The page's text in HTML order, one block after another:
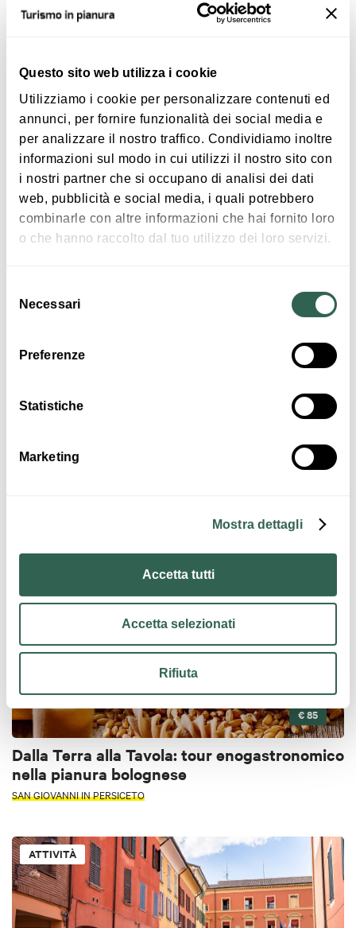
Questo sito web utilizza i cookie
Utilizziamo i cookie per personalizzare contenuti ed
annunci, per fornire funzionalità dei social media e
per analizzare il nostro traffico. Condividiamo inoltre
informazioni sul modo in cui utilizzi il nostro sito con
i nostri partner che si occupano di analisi dei dati
web, pubblicità e social media, i quali potrebbero
combinarle con altre informazioni che hai fornito loro
o che hanno raccolto dal tuo utilizzo dei loro servizi.
delNecessari
Preferenze
Statistiche
Marketing
Mostra dettagli
Accetta tutti
Accetta selezionati
Rifiuta
€ 15
Castello di Galeazza - Visita guidata
CREVALCORE
ATTIVITÀ
€ 35
€ 85
Dalla Terra alla Tavola: tour enogastronomico
nella pianura bolognese
SAN GIOVANNI IN PERSICETO
ATTIVITÀ